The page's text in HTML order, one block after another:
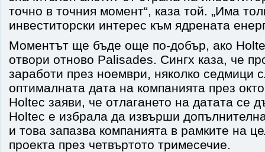
точно в точния момент“, каза той. „Има
инвеститорски интерес към ядрената
Моментът ще бъде още по-добър, ако
отвори отново Palisades. Сингх каза, че
заработи през ноември, няколко седмици
оптималната дата на компанията през
Holtec заяви, че отлагането на датата се
Holtec е избрала да извърши
и това запазва компанията в рамките на
проекта през четвъртото тримесечие.